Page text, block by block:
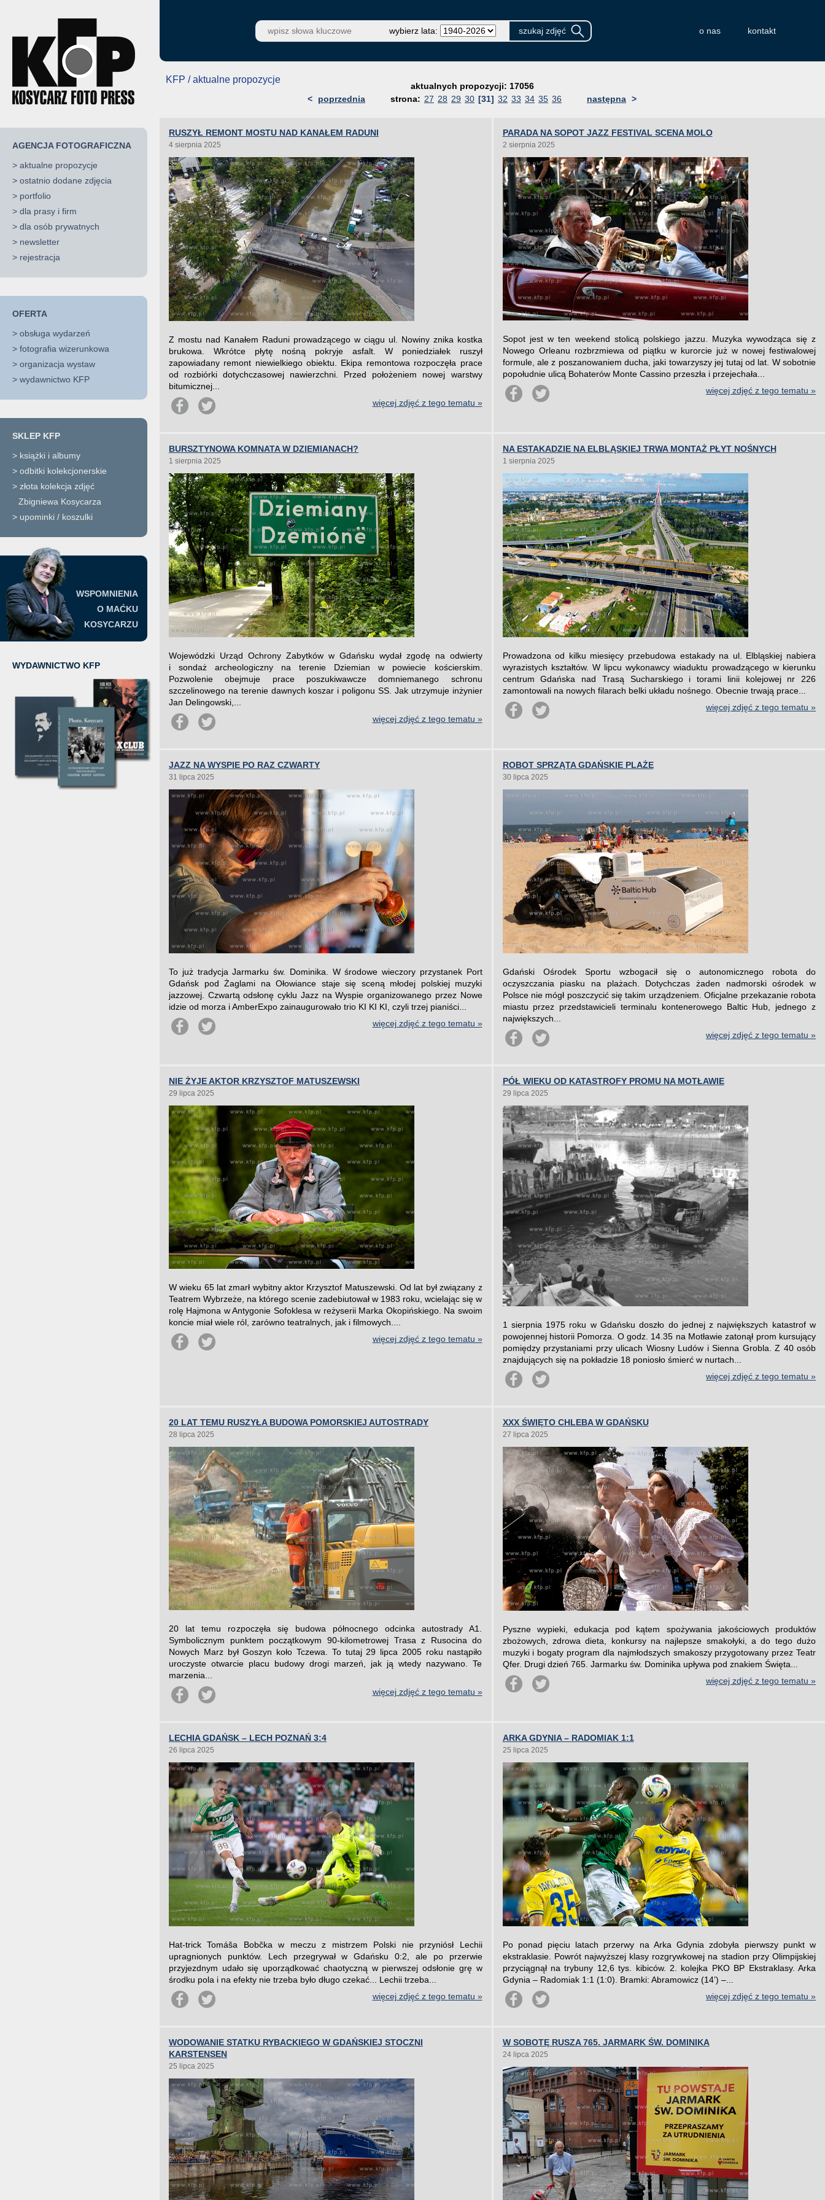
AGENCJA FOTOGRAFICZNA
> aktualne propozycje
> ostatnio dodane zdjęcia
> portfolio
> dla prasy i firm
> dla osób prywatnych
> newsletter
> rejestracja
OFERTA
> obsługa wydarzeń
> fotografia wizerunkowa
> organizacja wystaw
> wydawnictwo KFP
SKLEP KFP
> książki i albumy
> odbitki kolekcjonerskie
> złota kolekcja zdjęć
Zbigniewa Kosycarza
> upominki / koszulki
WSPOMNIENIA
O MAĆKU
KOSYCARZU
WYDAWNICTWO KFP
wybierz lata: o nas kontakt
KFP / aktualne propozycje
aktualnych propozycji: 17056
<
poprzednia strona: 27 28 29 30 [31] 32 33 34 35 36 następna >
RUSZYŁ REMONT MOSTU NAD KANAŁEM RADUNI
4 sierpnia 2025
Z mostu nad Kanałem Raduni prowadzącego w ciągu ul. Nowiny znika kostka
brukowa. Wkrótce płytę nośną pokryje asfalt. W poniedziałek ruszył
zapowiadany remont niewielkiego obiektu. Ekipa remontowa rozpoczęła prace
od rozbiórki dotychczasowej nawierzchni. Przed położeniem nowej warstwy
bitumicznej...
więcej zdjęć z tego tematu »
PARADA NA SOPOT JAZZ FESTIVAL SCENA MOLO
2 sierpnia 2025
Sopot jest w ten weekend stolicą polskiego jazzu. Muzyka wywodząca się z
Nowego Orleanu rozbrzmiewa od piątku w kurorcie już w nowej festiwalowej
formule, ale z poszanowaniem ducha, jaki towarzyszy jej tutaj od lat. W sobotnie
popołudnie ulicą Bohaterów Monte Cassino przeszła i przejechała...
więcej zdjęć z tego tematu »
BURSZTYNOWA KOMNATA W DZIEMIANACH?
1 sierpnia 2025
Wojewódzki Urząd Ochrony Zabytków w Gdańsku wydał zgodę na odwierty
i sondaż archeologiczny na terenie Dziemian w powiecie kościerskim.
Pozwolenie obejmuje prace poszukiwawcze domniemanego schronu
szczelinowego na terenie dawnych koszar i poligonu SS. Jak utrzymuje inżynier
Jan Delingowski,...
więcej zdjęć z tego tematu »
NA ESTAKADZIE NA ELBLĄSKIEJ TRWA MONTAŻ PŁYT NOŚNYCH
1 sierpnia 2025
Prowadzona od kilku miesięcy przebudowa estakady na ul. Elbląskiej nabiera
wyrazistych kształtów. W lipcu wykonawcy wiaduktu prowadzącego w kierunku
centrum Gdańska nad Trasą Sucharskiego i torami linii kolejowej nr 226
zamontowali na nowych filarach belki układu nośnego. Obecnie trwają prace...
więcej zdjęć z tego tematu »
JAZZ NA WYSPIE PO RAZ CZWARTY
31 lipca 2025
To już tradycja Jarmarku św. Dominika. W środowe wieczory przystanek Port
Gdańsk pod Żaglami na Ołowiance staje się sceną młodej polskiej muzyki
jazzowej. Czwartą odsłonę cyklu Jazz na Wyspie organizowanego przez Nowe
idzie od morza i AmberExpo zainaugurowało trio KI KI KI, czyli trzej pianiści...
więcej zdjęć z tego tematu »
ROBOT SPRZĄTA GDAŃSKIE PLAŻE
30 lipca 2025
Gdański Ośrodek Sportu wzbogacił się o autonomicznego robota do
oczyszczania piasku na plażach. Dotychczas żaden nadmorski ośrodek w
Polsce nie mógł poszczycić się takim urządzeniem. Oficjalne przekazanie robota
miastu przez przedstawicieli terminalu kontenerowego Baltic Hub, jednego z
największych...
więcej zdjęć z tego tematu »
NIE ŻYJE AKTOR KRZYSZTOF MATUSZEWSKI
29 lipca 2025
W wieku 65 lat zmarł wybitny aktor Krzysztof Matuszewski. Od lat był związany z
Teatrem Wybrzeże, na którego scenie zadebiutował w 1983 roku, wcielając się w
rolę Hajmona w Antygonie Sofoklesa w reżyserii Marka Okopińskiego. Na swoim
koncie miał wiele ról, zarówno teatralnych, jak i filmowych....
więcej zdjęć z tego tematu »
PÓŁ WIEKU OD KATASTROFY PROMU NA MOTŁAWIE
29 lipca 2025
1 sierpnia 1975 roku w Gdańsku doszło do jednej z największych katastrof w
powojennej historii Pomorza. O godz. 14.35 na Motławie zatonął prom kursujący
pomiędzy przystaniami przy ulicach Wiosny Ludów i Sienna Grobla. Z 40 osób
znajdujących się na pokładzie 18 poniosło śmierć w nurtach...
więcej zdjęć z tego tematu »
20 LAT TEMU RUSZYŁA BUDOWA POMORSKIEJ AUTOSTRADY
28 lipca 2025
20 lat temu rozpoczęła się budowa północnego odcinka autostrady A1.
Symbolicznym punktem początkowym 90-kilometrowej Trasa z Rusocina do
Nowych Marz był Goszyn koło Tczewa. To tutaj 29 lipca 2005 roku nastąpiło
uroczyste otwarcie placu budowy drogi marzeń, jak ją wtedy nazywano. Te
marzenia...
więcej zdjęć z tego tematu »
XXX ŚWIĘTO CHLEBA W GDAŃSKU
27 lipca 2025
Pyszne wypieki, edukacja pod kątem spożywania jakościowych produktów
zbożowych, zdrowa dieta, konkursy na najlepsze smakołyki, a do tego dużo
muzyki i bogaty program dla najmłodszych smakoszy przygotowany przez Teatr
Qfer. Drugi dzień 765. Jarmarku św. Dominika upływa pod znakiem Święta...
więcej zdjęć z tego tematu »
LECHIA GDAŃSK – LECH POZNAŃ 3:4
26 lipca 2025
Hat-trick Tomáša Bobčka w meczu z mistrzem Polski nie przyniósł Lechii
upragnionych punktów. Lech przegrywał w Gdańsku 0:2, ale po przerwie
przyjezdnym udało się uporządkować chaotyczną w pierwszej odsłonie grę w
środku pola i na efekty nie trzeba było długo czekać... Lechii trzeba...
więcej zdjęć z tego tematu »
ARKA GDYNIA – RADOMIAK 1:1
25 lipca 2025
Po ponad pięciu latach przerwy na Arka Gdynia zdobyła pierwszy punkt w
ekstraklasie. Powrót najwyższej klasy rozgrywkowej na stadion przy Olimpijskiej
przyciągnął na trybuny 12,6 tys. kibiców. 2. kolejka PKO BP Ekstraklasy. Arka
Gdynia – Radomiak 1:1 (1:0). Bramki: Abramowicz (14’) –...
więcej zdjęć z tego tematu »
WODOWANIE STATKU RYBACKIEGO W GDAŃSKIEJ STOCZNI
KARSTENSEN
25 lipca 2025
W SOBOTĘ RUSZA 765. JARMARK ŚW. DOMINIKA
24 lipca 2025